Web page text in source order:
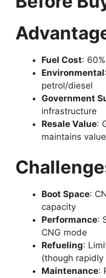
Fuel Cost:
Environmental
petrol/diesel
Government
infrastructure
Resale Value:
maintains value
Boot Space:
capacity
Performance:
CNG mode
Refueling:
(though rapidly
Maintenance: